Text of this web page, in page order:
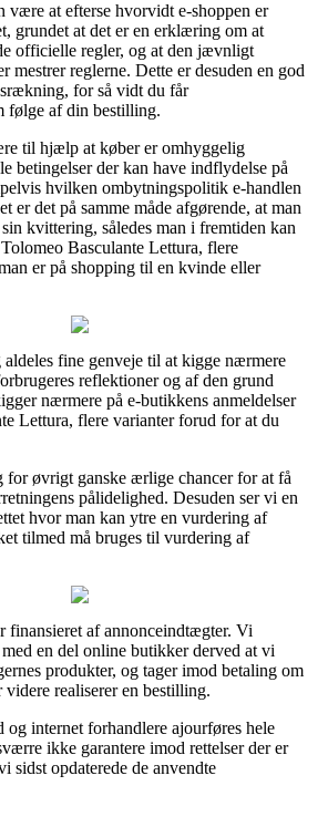
være at efterse hvorvidt e-shoppen er
grundet at det er en erklæring om at
officielle regler, og at den jævnligt
mestrer reglerne. Dette er desuden en god
for så vidt du får
følge af din bestilling.
til hjælp at køber er omhyggelig
betingelser der kan have indflydelse på
hvilken ombytningspolitik e-handlen
er det på samme måde afgørende, at man
kvittering, således man i fremtiden kan
Basculante Lettura, flere
er på shopping til en kvinde eller
fine genveje til at kigge nærmere
reflektioner og af den grund
nærmere på e-butikkens anmeldelser
Lettura, flere varianter forud for at du
for øvrigt ganske ærlige chancer for at få
pålidelighed. Desuden ser vi en
hvor man kan ytre en vurdering af
tilmed må bruges til vurdering af
finansieret af annonceindtægter. Vi
en del online butikker derved at vi
produkter, og tager imod betaling om
videre realiserer en bestilling.
internet forhandlere ajourføres hele
ikke garantere imod rettelser der er
sidst opdaterede de anvendte